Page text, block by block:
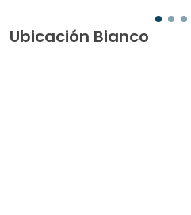
Ubicación Bianco